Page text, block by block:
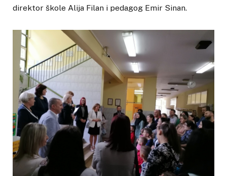
direktor škole Alija Filan i pedagog Emir Sinan.